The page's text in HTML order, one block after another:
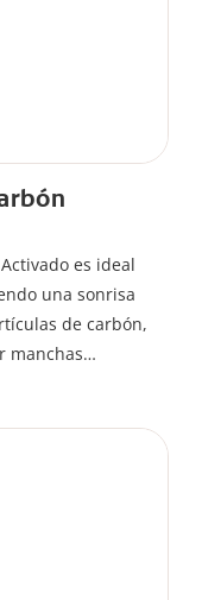
es ideal
una sonrisa
de carbón,
manchas
dental y por qué
en casa o de
sana.